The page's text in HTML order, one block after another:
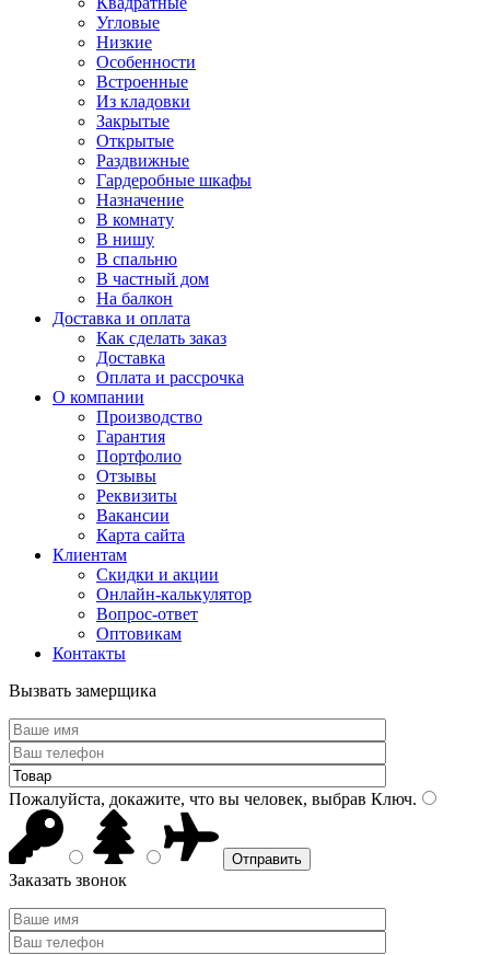
Угловые
Низкие
Особенности
Встроенные
Из кладовки
Закрытые
Открытые
Раздвижные
Гардеробные шкафы
Назначение
В комнату
В нишу
В спальню
В частный дом
На балкон
Доставка и оплата
Как сделать заказ
Доставка
Оплата и рассрочка
О компании
Производство
Гарантия
Портфолио
Отзывы
Реквизиты
Вакансии
Карта сайта
Клиентам
Скидки и акции
Онлайн-калькулятор
Вопрос-ответ
Оптовикам
Контакты
Вызвать замерщика
Пожалуйста, докажите, что вы человек, выбрав Ключ.
Заказать звонок